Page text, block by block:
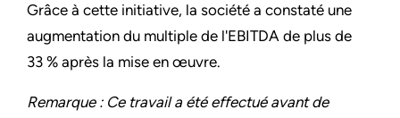
Grâce à cette initiative, la société a constaté une
augmentation du multiple de l'EBITDA de plus de
33 % après la mise en œuvre.
Remarque : Ce travail a été effectué avant de